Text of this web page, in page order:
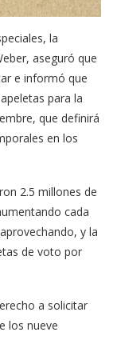
la
aseguró que
e informó que
para la
que definirá
en los
2.5 millones de
cada
y la
de voto por
a solicitar
los nueve